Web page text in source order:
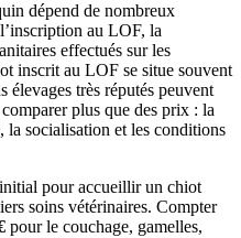
dépend de nombreux
au LOF, la
effectués sur les
inscrit au LOF se situe souvent
élevages très réputés peuvent
plus que des prix : la
la socialisation et les conditions
pour accueillir un chiot
soins vétérinaires. Compter
pour le couchage, gamelles,